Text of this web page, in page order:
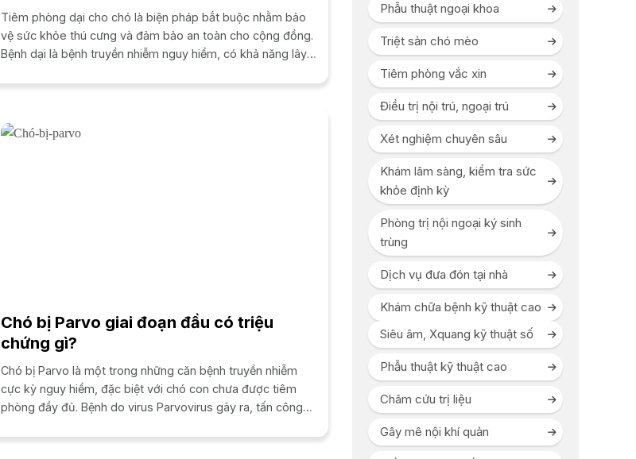
Tiêm phòng dại cho chó là biện pháp bắt buộc nhằm bảo
vệ sức khỏe thú cưng và đảm bảo an toàn cho cộng đồng.
Bệnh dại là bệnh truyền nhiễm nguy hiểm, có khả năng lây
Chó bị Parvo giai đoạn đầu có triệu
chứng gì?
Chó bị Parvo là một trong những căn bệnh truyền nhiễm
cực kỳ nguy hiểm, đặc biệt với chó con chưa được tiêm
phòng đầy đủ. Bệnh do virus Parvovirus gây ra, tấn công
Phẫu thuật ngoại khoa
Triệt sản chó mèo
Tiêm phòng vắc xin
Điều trị nội trú, ngoại trú
Xét nghiệm chuyên sâu
Khám lâm sàng, kiểm tra sức
khỏe định kỳ
Phòng trị nội ngoại ký sinh
trùng
Dịch vụ đưa đón tại nhà
Khám chữa bệnh kỹ thuật cao
Siêu âm, Xquang kỹ thuật số
Phẫu thuật kỹ thuật cao
Châm cứu trị liệu
Gây mê nội khí quản